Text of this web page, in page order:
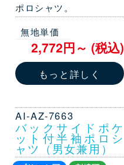
ポロシャツ。
無地単価
2,772円～ (税込)
もっと詳しく
AI-AZ-7663
バックサイドポケ
ット付半袖ポロシ
ャツ（男女兼用）